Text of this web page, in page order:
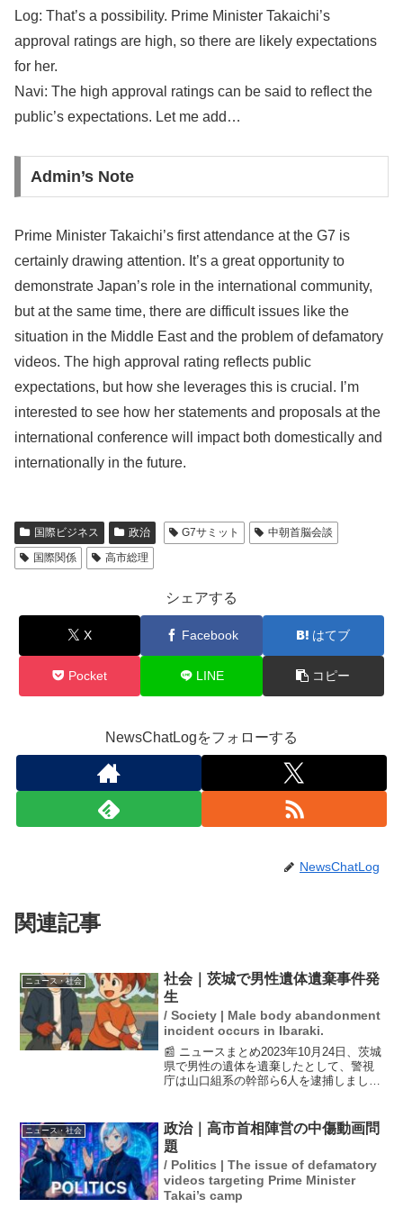
Log: That’s a possibility. Prime Minister Takaichi’s
approval ratings are high, so there are likely expectations
for her.
Navi: The high approval ratings can be said to reflect the
public’s expectations. Let me add…
Admin’s Note
Prime Minister Takaichi’s first attendance at the G7 is
certainly drawing attention. It’s a great opportunity to
demonstrate Japan’s role in the international community,
but at the same time, there are difficult issues like the
situation in the Middle East and the problem of defamatory
videos. The high approval rating reflects public
expectations, but how she leverages this is crucial. I’m
interested to see how her statements and proposals at the
international conference will impact both domestically and
internationally in the future.
国際ビジネス 政治 G7サミット
中朝首脳会談
国際関係
高市総理
シェアする
X Facebook はてブ
Pocket LINE コピー
NewsChatLogをフォローする
NewsChatLog
関連記事
ニュース・社会
社会｜茨城で男性遺体遺棄事件発
生
/ Society | Male body abandonment
incident occurs in Ibaraki.
📰 ニュースまとめ2023年10月24日、茨城
県で男性の遺体を遺棄したとして、警視
庁は山口組系の幹部ら6人を逮捕しまし
とされています。容疑者たちは認否を明
らかにしてお...
ニュース・社会
政治｜高市首相陣営の中傷動画問
題
/ Politics | The issue of defamatory
videos targeting Prime Minister
Takai’s camp